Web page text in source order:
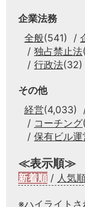
企業法務
全般(541)
独占禁止法
行政法(32)
その他
経営(4,033)
コーチング
保有ビル運
≪表示順≫
新着順 / 人気
※ハイライト